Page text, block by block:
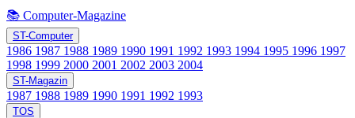
📚 Computer-Magazine
ST-Computer
1986 1987 1988 1989 1990 1991 1992 1993 1994 1995 1996 1997
1998 1999 2000 2001 2002 2003 2004
ST-Magazin
1987 1988 1989 1990 1991 1992 1993
TOS